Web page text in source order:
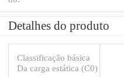
Detalhes do produto
Classificação básica
Da carga estática (C0)